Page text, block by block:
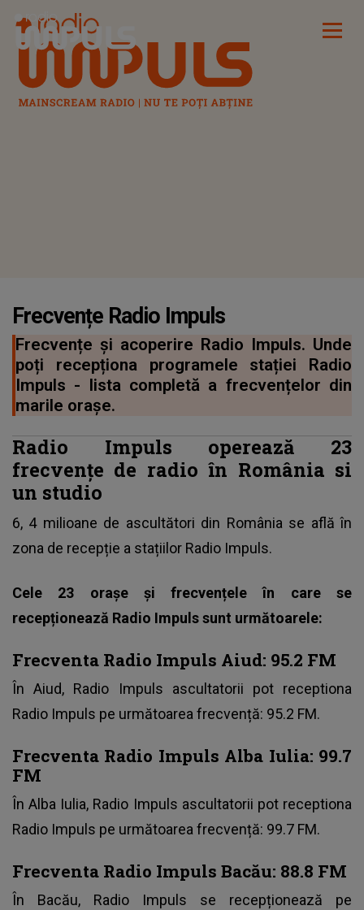
Radio Impuls
Frecvențe Radio Impuls
Frecvențe și acoperire Radio Impuls. Unde
poți recepționa programele stației Radio
Impuls - lista completă a frecvențelor din
marile orașe.
Radio Impuls operează 23
frecvențe de radio în România si
un studio
6, 4 milioane de ascultători din România se află în
zona de recepție a stațiilor Radio Impuls.
Cele 23 orașe și frecvențele în care se
recepționează Radio Impuls sunt următoarele:
Frecventa Radio Impuls Aiud: 95.2 FM
În Aiud, Radio Impuls ascultatorii pot receptiona
Radio Impuls pe următoarea frecvență: 95.2 FM.
Frecventa Radio Impuls Alba Iulia: 99.7
FM
În Alba Iulia, Radio Impuls ascultatorii pot receptiona
Radio Impuls pe următoarea frecvență: 99.7 FM.
Frecventa Radio Impuls Bacău: 88.8 FM
În Bacău, Radio Impuls se recepționează pe